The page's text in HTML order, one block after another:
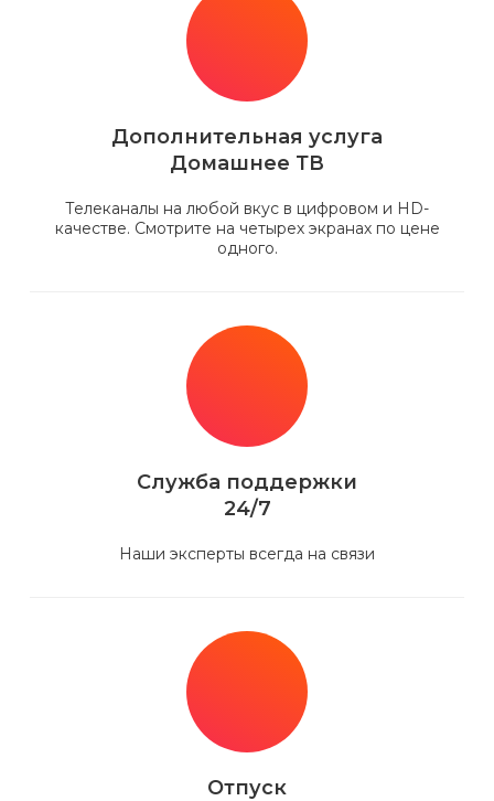
Дополнительная услуга
Домашнее ТВ
Телеканалы на любой вкус в цифровом и HD-
качестве. Смотрите на четырех экранах по цене
одного.
Служба поддержки
24/7
Наши эксперты всегда на связи
Отпуск